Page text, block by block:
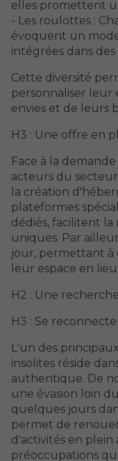
elles promettent
- Les roulottes :
évoquent un
intégrées dans
Cette diversité
personnaliser leur
envies et de leurs
H3 : Une offre en
Face à la
acteurs du
la création
plateformes
dédiés, facilitent
uniques. Par
jour, permettant à
leur espace en
H2 : Une
H3 : Se
L'un des
insolites réside
authentique. De
une évasion loin
quelques jours
permet de
d'activités en plein
préoccupations